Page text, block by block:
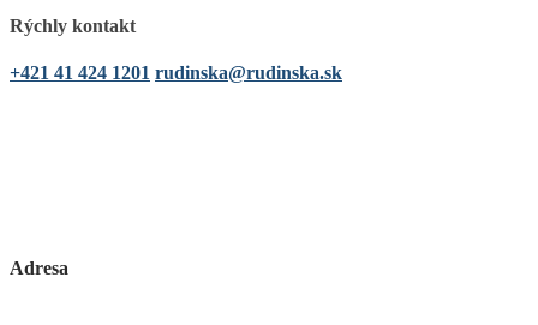
Rýchly kontakt
+421 41 424 1201 rudinska@rudinska.sk
Adresa